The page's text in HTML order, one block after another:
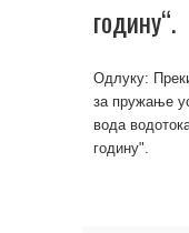
годину“.
Одлуку:
за пружање
вода
годину".